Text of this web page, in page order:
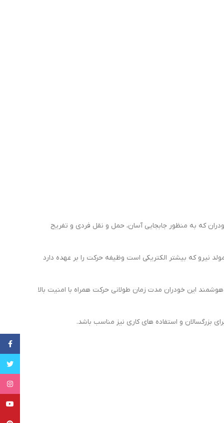
که به منظور جابجایی آسان، حمل و نقل فردی و تفریح
نیرو که بیشتر الکتریکی است وظیفه حرکت را بر عهده دارد
بهره مند است. باتری لیتیوم 36 ولت – 4400 میلی آمپری و برد الکترونیکی هوشمند این خودران مدت زمان طولانی حرکت همراه با امنیت بالا
بزرگسالان و استفاده های کاری نیز مناسب باشد.